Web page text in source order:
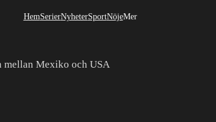
HemSerierNyheterSportNöjeMer
mellan Mexiko och USA